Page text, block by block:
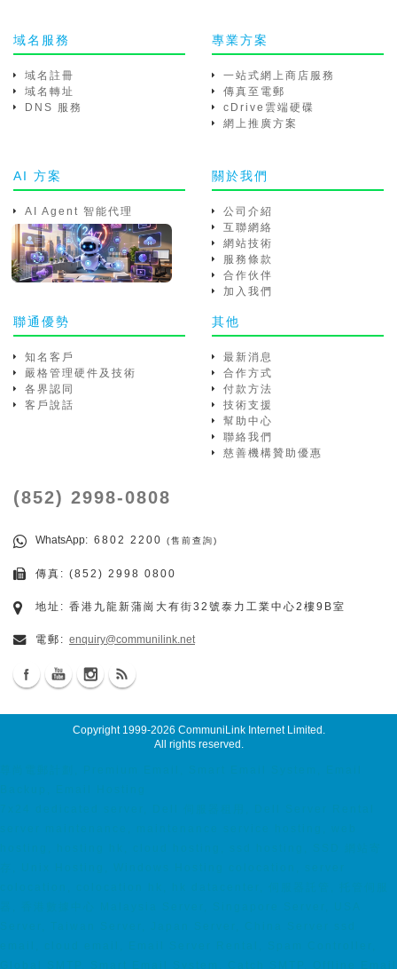
域名服務
域名註冊
域名轉址
DNS 服務
專業方案
一站式網上商店服務
傳真至電郵
cDrive雲端硬碟
網上推廣方案
AI 方案
AI Agent 智能代理
關於我們
公司介紹
互聯網絡
網站技術
服務條款
合作伙伴
加入我們
聯通優勢
知名客戶
嚴格管理硬件及技術
各界認同
客戶說話
其他
最新消息
合作方式
付款方法
技術支援
幫助中心
聯絡我們
慈善機構贊助優惠
(852) 2998-0808
WhatsApp: 6802 2200 (售前查詢)
傳真: (852) 2998 0800
地址: 香港九龍新蒲崗大有街32號泰力工業中心2樓9B室
電郵: enquiry@communilink.net
Copyright 1999-2026 CommuniLink Internet Limited .
All rights reserved.